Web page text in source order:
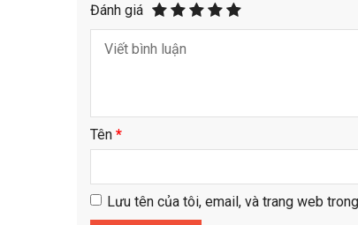
Đánh giá
Tên *
Lưu tên của tôi, email, và trang web